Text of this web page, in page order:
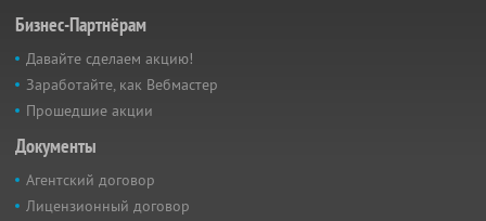
Бизнес-Партнёрам
Давайте сделаем акцию!
Заработайте, как Вебмастер
Прошедшие акции
Документы
Агентский договор
Лицензионный договор